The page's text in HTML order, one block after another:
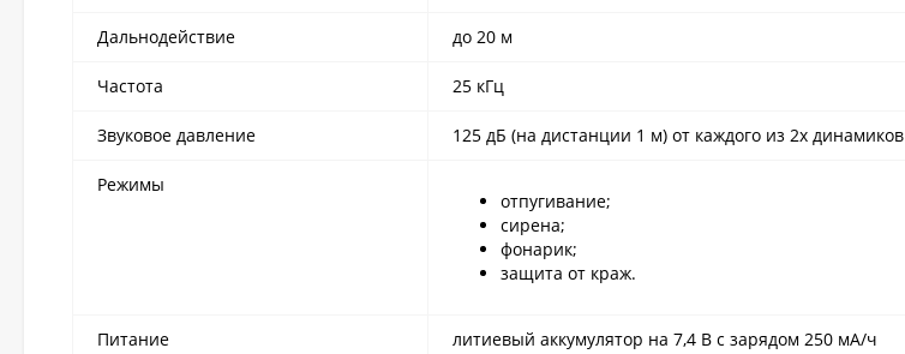
Дальнодействие до 20 м
Частота 25 кГц
Звуковое давление 125 дБ (на дистанции 1 м) от каждого из 2х динамиков
Режимы
отпугивание;
сирена;
фонарик;
защита от краж.
Питание литиевый аккумулятор на 7,4 В с зарядом 250 мА/ч